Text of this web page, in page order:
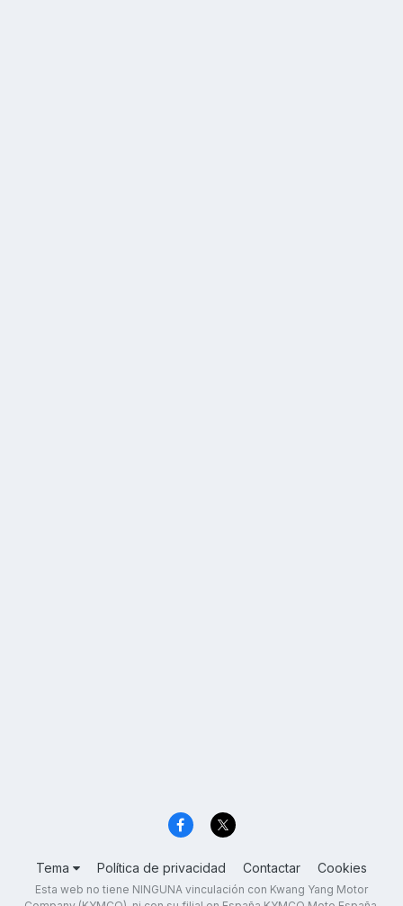
Tema Política de privacidad Contactar Cookies
Esta web no tiene NINGUNA vinculación con Kwang Yang Motor